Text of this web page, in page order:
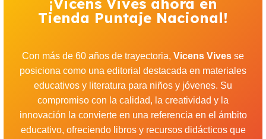
¡Vicens Vives ahora en
Tienda Puntaje Nacional!
Con más de 60 años de trayectoria, Vicens Vives se
posiciona como una editorial destacada en materiales
educativos y literatura para niños y jóvenes. Su
compromiso con la calidad, la creatividad y la
innovación la convierte en una referencia en el ámbito
educativo, ofreciendo libros y recursos didácticos que